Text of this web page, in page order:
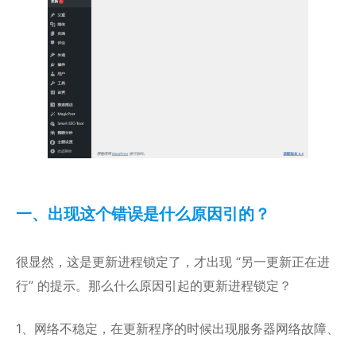
一、出现这个错误是什么原因引的？
很显然，这是更新进程锁定了，才出现 “另一更新正在进
行” 的提示。那么什么原因引起的更新进程锁定？
1、网络不稳定，在更新程序的时候出现服务器网络故障、